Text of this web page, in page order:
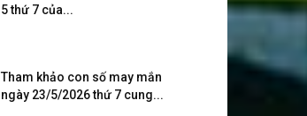
5 thứ 7 của...
Tham khảo con số may mắn
ngày 23/5/2026 thứ 7 cung...